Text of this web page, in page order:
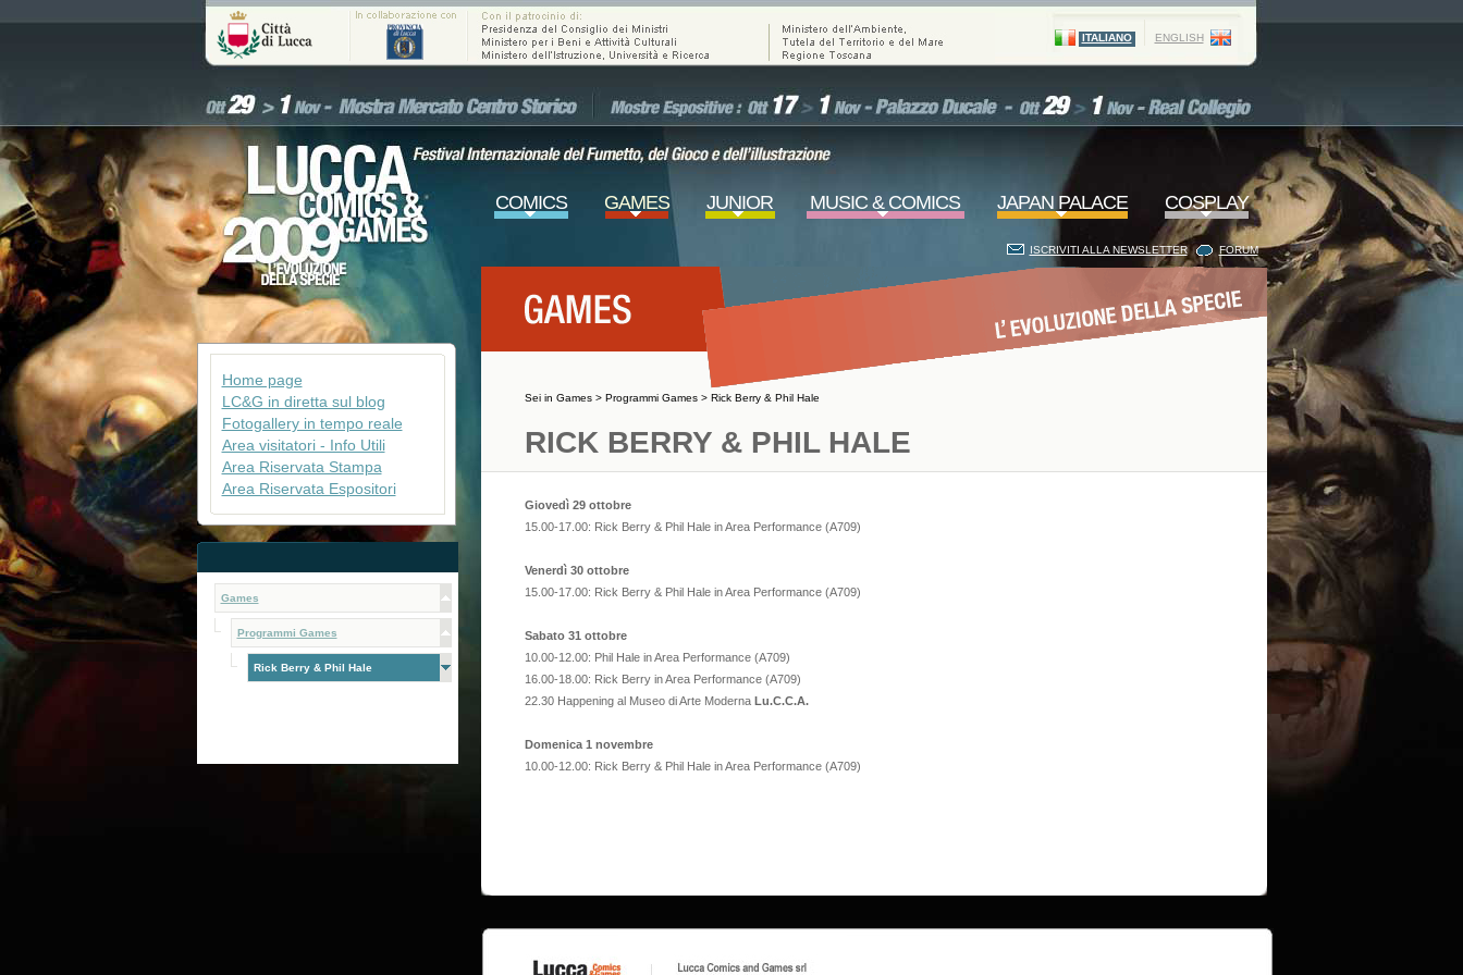
ITALIANO ENGLISH
COMICS GAMES JUNIOR MUSIC & COMICS JAPAN PALACE COSPLAY
ISCRIVITI ALLA NEWSLETTER FORUM
Home page
LC&G in diretta sul blog
Fotogallery in tempo reale
Area visitatori - Info Utili
Area Riservata Stampa
Area Riservata Espositori
Games
Programmi Games
Rick Berry & Phil Hale
Sei in Games> Programmi Games> Rick Berry & Phil Hale
RICK BERRY & PHIL HALE
Giovedì 29 ottobre
15.00-17.00: Rick Berry & Phil Hale in Area Performance (A709)
Venerdì 30 ottobre
15.00-17.00: Rick Berry & Phil Hale in Area Performance (A709)
Sabato 31 ottobre
10.00-12.00: Phil Hale in Area Performance (A709)
16.00-18.00: Rick Berry in Area Performance (A709)
22.30 Happening al Museo di Arte ModernaLu.C.C.A.
Domenica 1 novembre
10.00-12.00: Rick Berry & Phil Hale in Area Performance (A709)